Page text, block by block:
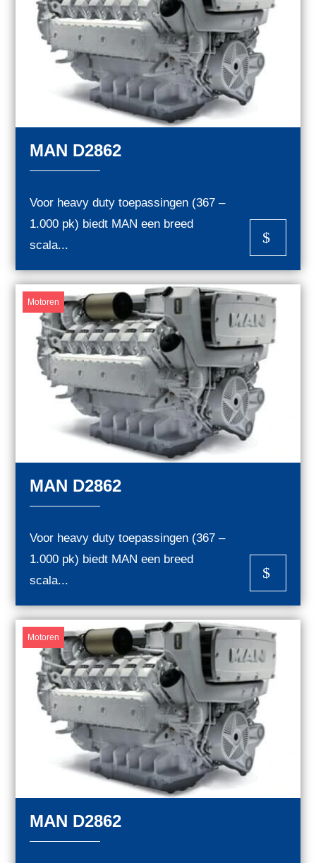
MAN D2862
Voor heavy duty toepassingen (367 –
1.000 pk) biedt MAN een breed
scala...
$
Motoren
MAN D2862
Voor heavy duty toepassingen (367 –
1.000 pk) biedt MAN een breed
scala...
$
Motoren
MAN D2862